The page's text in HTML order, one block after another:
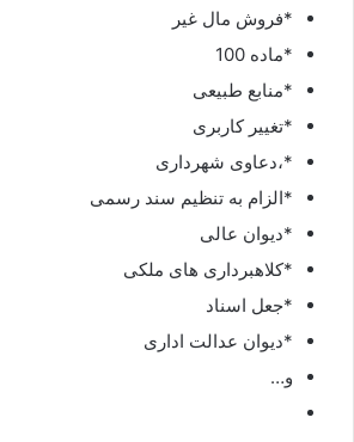
*فروش مال غیر
*ماده 100
*منابع طبیعی
*تغییر کاربری
*،دعاوی شهرداری
*الزام به تنظیم سند رسمی
*دیوان عالی
*کلاهبرداری های ملکی
*جعل اسناد
*دیوان عدالت اداری
و…